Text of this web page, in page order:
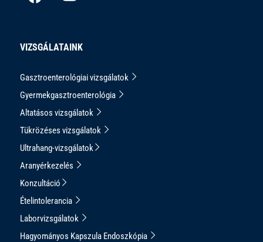
VIZSGÁLATAINK
Gasztroenterológiai vizsgálatok
Gyermekgasztroenterológia
Altatásos vizsgálatok
Tükrözéses vizsgálatok
Ultrahang-vizsgálatok
Aranyérkezelés
Konzultáció
Ételintolerancia
Laborvizsgálatok
Hagyományos Kapszula Endoszkópia